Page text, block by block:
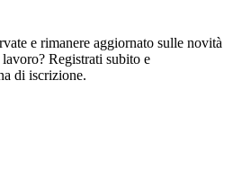
e rimanere aggiornato sulle novità
Registrati subito e
di iscrizione.